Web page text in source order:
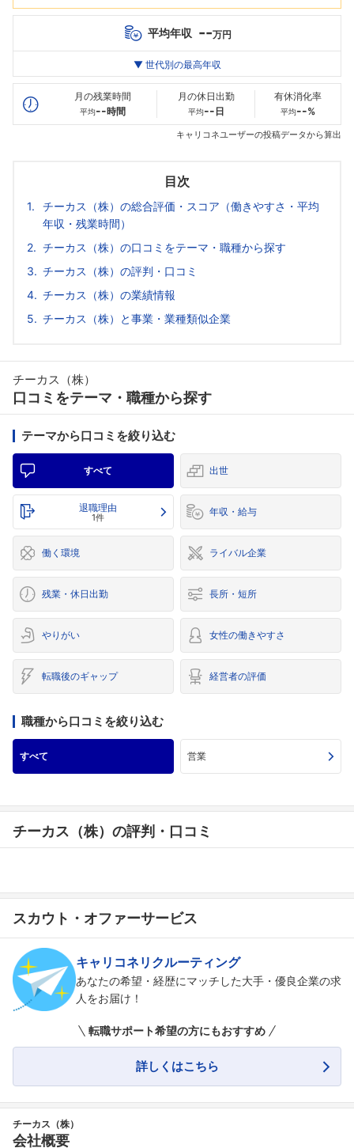
平均年収 --万円
最高年収
20代
--万
30代
--万
--万
▼ 世代別の最高年収
月の残業時間
平均--時間
月の休日出勤
平均-- 日
有休消化率
平均--%
キャリコネユーザーの投稿データから算出
目次
チーカス（株）の総合評価・スコア（働きやすさ・平均
年収・残業時間）
チーカス（株）の口コミをテーマ・職種から探す
チーカス（株）の評判・口コミ
チーカス（株）の業績情報
チーカス（株）と事業・業種類似企業
チーカス（株）
口コミをテーマ・職種から探す
テーマから口コミを絞り込む
すべて 出世
退職理由
1件 年収・給与
働く環境 ライバル企業
残業・休日出勤 長所・短所
やりがい 女性の働きやすさ
転職後のギャップ 経営者の評価
職種から口コミを絞り込む
すべて 営業
チーカス（株）の評判・口コミ
スカウト・オファーサービス
キャリコネリクルーティング
あなたの希望・経歴にマッチした大手・優良企業の求
人をお届け！
転職サポート希望の方にもおすすめ
詳しくはこちら
チーカス（株）
会社概要